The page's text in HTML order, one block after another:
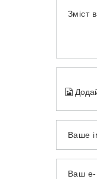
Зміст
Ваше
Ваш e-